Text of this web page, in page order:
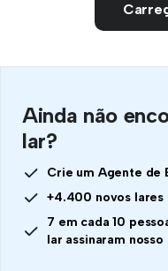
Ainda não
lar?
Crie um Agente de
+4.400 novos lares
7 em cada 10
lar assinaram